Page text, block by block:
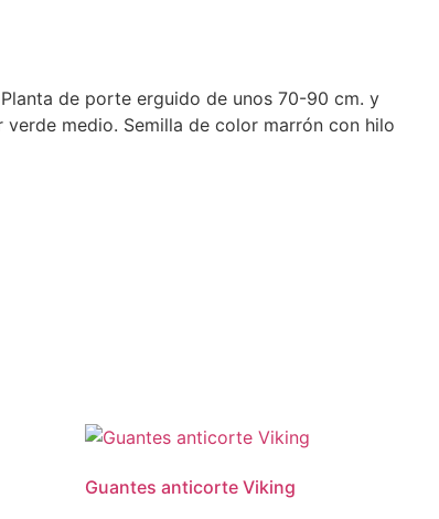
de porte erguido de unos 70-90 cm. y
medio. Semilla de color marrón con hilo
Guantes anticorte Viking